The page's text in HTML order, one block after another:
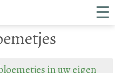
☰
in uw eigen